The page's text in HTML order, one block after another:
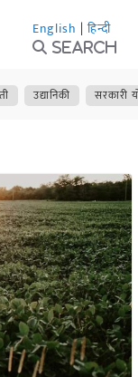
English | हिन्दी
Search
उद्यानिकी सरकारी